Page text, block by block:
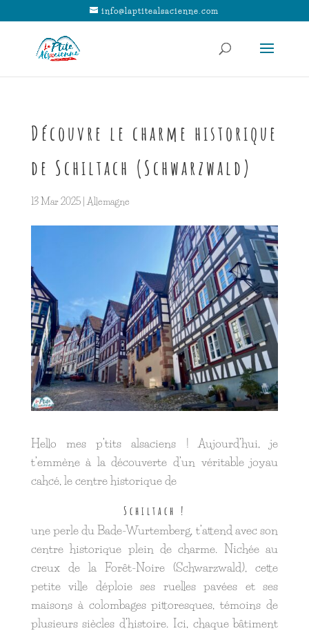
info@laptitealsacienne.com
Découvre le charme historique
de Schiltach (Schwarzwald)
13 Mar 2025|Allemagne
Hello mes p’tits alsaciens ! Aujourd’hui, je
t’emmène à la découverte d’un véritable joyau
cahcé, le centre historique de
Schiltach !
une perle du Bade-Wurtemberg, t’attend avec son
centre historique plein de charme. Nichée au
creux de la Forêt-Noire (Schwarzwald), cette
petite ville déploie ses ruelles pavées et ses
maisons à colombages pittoresques, témoins de
plusieurs siècles d’histoire. Ici, chaque bâtiment